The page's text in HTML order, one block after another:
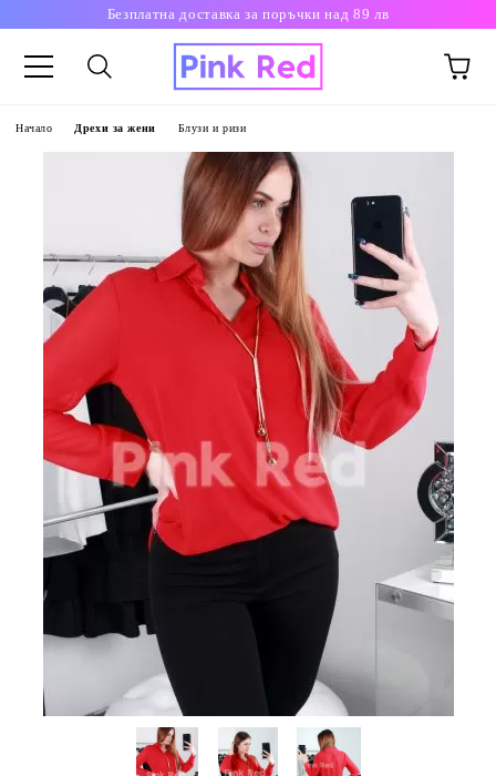
Безплатна доставка за поръчки над 89 лв
Начало Дрехи за жени Блузи и ризи